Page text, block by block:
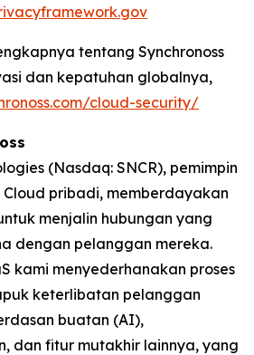
tentang Synchronoss
dan kepatuhan globalnya,
cloud-security/
(Nasdaq: SNCR), pemimpin
pribadi, memberdayakan
menjalin hubungan yang
dengan pelanggan mereka.
kami menyederhanakan proses
keterlibatan pelanggan
buatan (AI),
dan fitur mutakhir lainnya, yang